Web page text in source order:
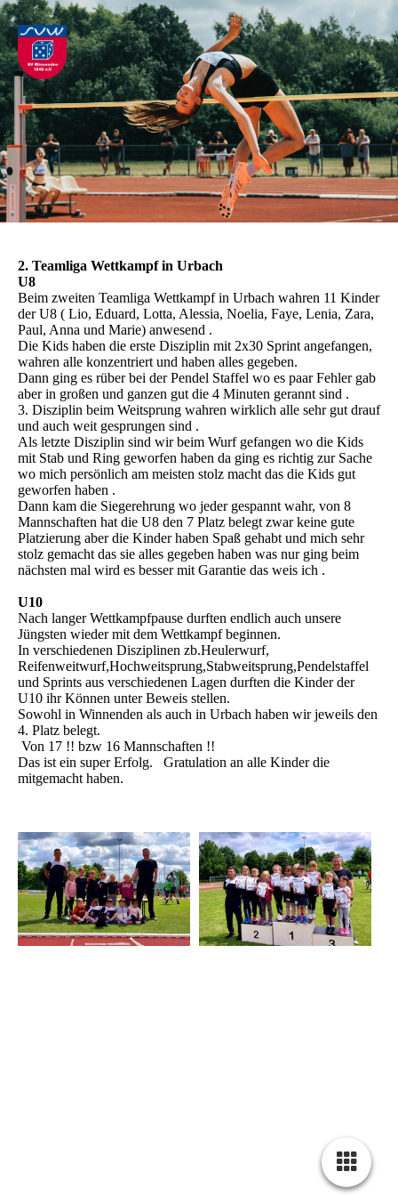
2. Teamliga Wettkampf in Urbach
U8
Beim zweiten Teamliga Wettkampf in Urbach wahren 11 Kinder
der U8 ( Lio, Eduard, Lotta, Alessia, Noelia, Faye, Lenia, Zara,
Paul, Anna und Marie) anwesend .
Die Kids haben die erste Disziplin mit 2x30 Sprint angefangen,
wahren alle konzentriert und haben alles gegeben.
Dann ging es rüber bei der Pendel Staffel wo es paar Fehler gab
aber in großen und ganzen gut die 4 Minuten gerannt sind .
3. Disziplin beim Weitsprung wahren wirklich alle sehr gut drauf
und auch weit gesprungen sind .
Als letzte Disziplin sind wir beim Wurf gefangen wo die Kids
mit Stab und Ring geworfen haben da ging es richtig zur Sache
wo mich persönlich am meisten stolz macht das die Kids gut
geworfen haben .
Dann kam die Siegerehrung wo jeder gespannt wahr, von 8
Mannschaften hat die U8 den 7 Platz belegt zwar keine gute
Platzierung aber die Kinder haben Spaß gehabt und mich sehr
stolz gemacht das sie alles gegeben haben was nur ging beim
nächsten mal wird es besser mit Garantie das weis ich .
U10
Nach langer Wettkampfpause durften endlich auch unsere
Jüngsten wieder mit dem Wettkampf beginnen.
In verschiedenen Disziplinen zb.Heulerwurf,
Reifenweitwurf,Hochweitsprung,Stabweitsprung,Pendelstaffel
und Sprints aus verschiedenen Lagen durften die Kinder der
U10 ihr Können unter Beweis stellen.
Sowohl in Winnenden als auch in Urbach haben wir jeweils den
4. Platz belegt.
Von 17 !! bzw 16 Mannschaften !!
Das ist ein super Erfolg. Gratulation an alle Kinder die
mitgemacht haben.